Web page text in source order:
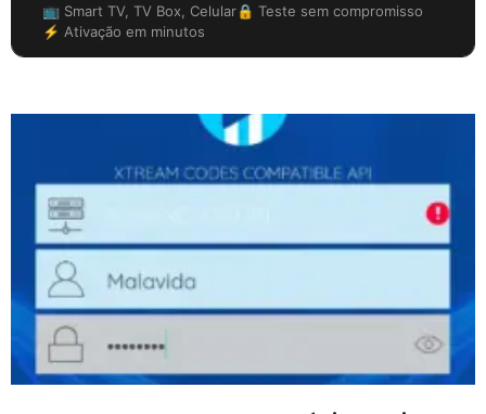
📺 Smart TV, TV Box, Celular🔒 Teste sem compromisso
⚡ Ativação em minutos